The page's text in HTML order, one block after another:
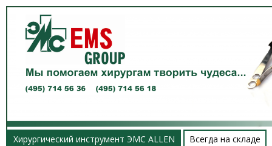
Хирургический инструмент ЭМС ALLEN
Всегда на складе